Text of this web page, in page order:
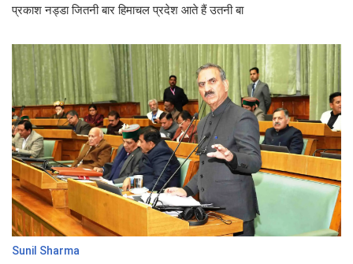
प्रकाश नड्डा जितनी बार हिमाचल प्रदेश आते हैं उतनी बा
Sunil Sharma